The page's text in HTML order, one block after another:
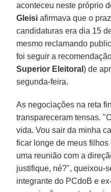
aconteceu neste próprio
Gleisi afirmava que o
candidaturas era dia 15
mesmo reclamando
foi seguir a
Superior Eleitoral) de
segunda-feira.
As negociações na reta
transpareceram tensas.
vida. Vou sair da minha
ficar longe de meus
uma reunião com a
justifique, né?", queixou-
integrante do PCdoB e